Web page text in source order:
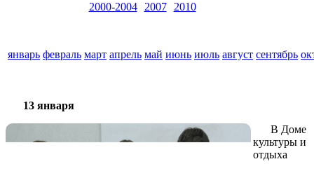
2000-2004
2007 2010
январь февраль март апрель май июнь июль август сентябрь
13 января
В Доме
культуры и
отдыха